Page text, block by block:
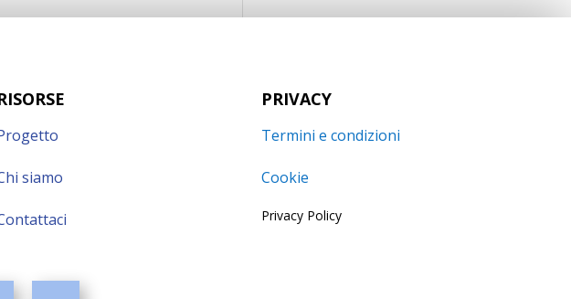
siamo
PRIVACY
Termini e condizioni
Cookie
Privacy Policy